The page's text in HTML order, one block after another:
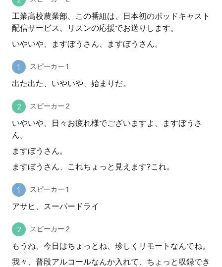
工業高校農業部、この番組は、日本初のポッドキャスト
配信サービス、リスンの応援でお送りします。
いやいや、ますぼうさん、ますぼうさん。
スピーカー 1
出た出た、いやいや、始まりだ。
スピーカー 2
いやいや、日々お疲れ様でございますよ、ますぼうさ
ん。
ますぼうさん。
ますぼうさん、これちょっと見えます?これ。
スピーカー 1
アサヒ、スーパードライ
スピーカー 2
もうね、今日はちょっとね、珍しくリモートなんでね。
我々、普段アルコールなんか入れて、ちょっと収録でき